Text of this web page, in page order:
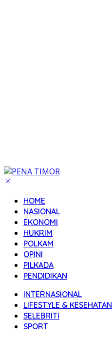
HOME
NASIONAL
EKONOMI
HUKRIM
POLKAM
OPINI
PILKADA
PENDIDIKAN
INTERNASIONAL
LIFESTYLE & KESEHATAN
SELEBRITI
SPORT